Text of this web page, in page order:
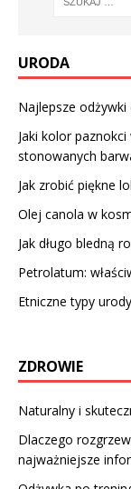
URODA
Najlepsze odżywki
Jaki kolor
stonowanych
Jak zrobić piękne
Olej canola w
Jak długo bledną
Petrolatum:
Etniczne typy
ZDROWIE
Naturalny i
Dlaczego
najważniejsze